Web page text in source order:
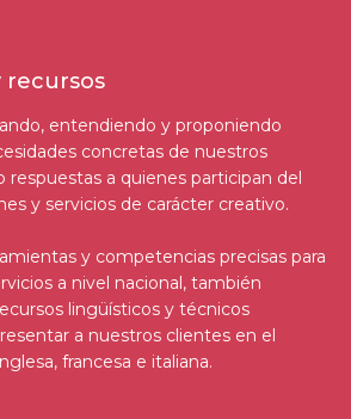
recursos
entendiendo y proponiendo
concretas de nuestros
respuestas a quienes participan del
y servicios de carácter creativo.
y competencias precisas para
a nivel nacional, también
lingüísticos y técnicos
a nuestros clientes en el
francesa e italiana.